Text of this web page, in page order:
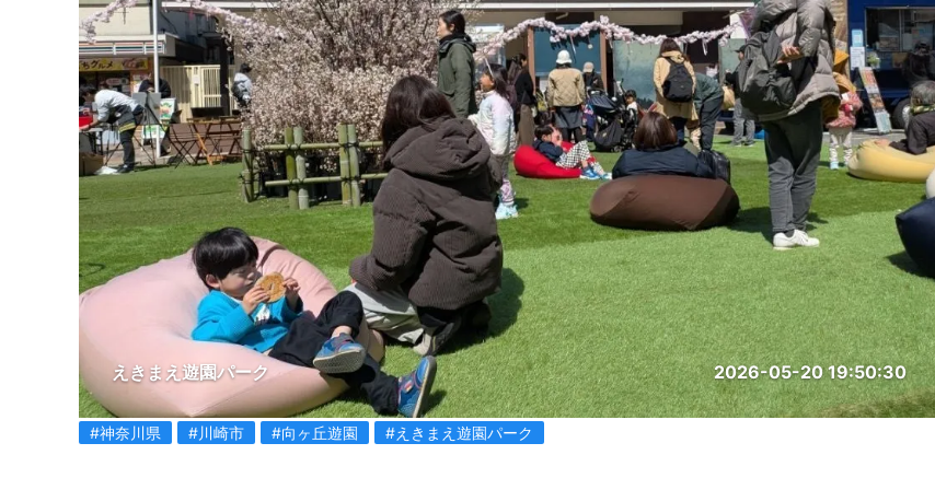
えきまえ遊園パーク 2026-05-20 19:50:30
#神奈川県 #川崎市 #向ヶ丘遊園 #えきまえ遊園パーク